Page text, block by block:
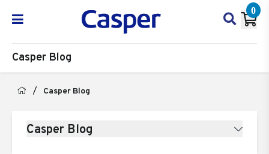
0
Casper Blog
Casper Blog
Casper Blog